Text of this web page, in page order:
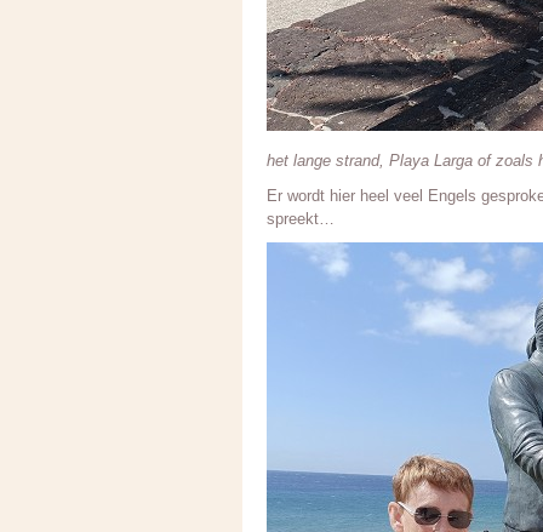
het lange strand, Playa Larga of zoals
Er wordt hier heel veel Engels
spreekt…